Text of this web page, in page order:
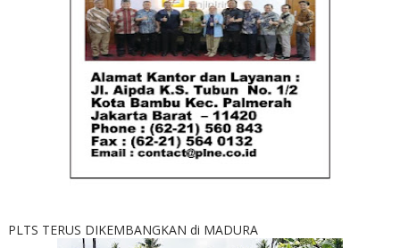
PLTS TERUS DIKEMBANGKAN di MADURA